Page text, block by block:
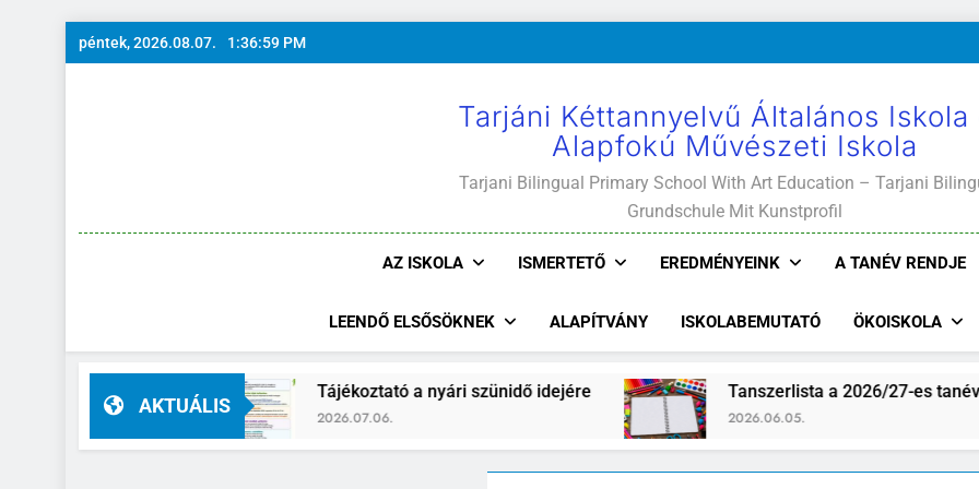
Ugrás
a
péntek, 2026.08.07. 1:37:00 PM
Tarjáni Kéttannyelvű Általános Iskola
Alapfokú Művészeti Iskola
Tarjani Bilingual Primary School With Art Education – Tarjani
Grundschule Mit Kunstprofil
AZ ISKOLA ISMERTETŐ EREDMÉNYEINK A TANÉV RENDJE
LEENDŐ ELSŐSÖKNEK ALAPÍTVÁNY ISKOLABEMUTATÓ ÖKOISKOLA
AKTUÁLIS
Tájékoztató a nyári szünidő idejére
2026.07.06.
Tanszerlista a 2026/27-es tanévre
2026.06.05.